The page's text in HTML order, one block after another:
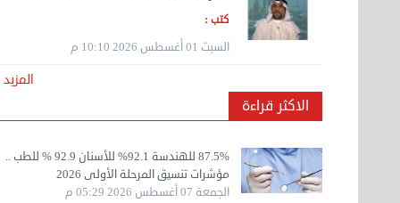
الأحد 24 سبتمبر 2023 11:10 ص
هاف لوري لتوصيل ونقل العفش 65818808
كتب :
السبت 01 أغسطس 2026 10:10 م
المزيد
الاكثر قراءة
87.5% للهندسة 92.1% للأسنان 92.9 % للطب ..
مؤشرات تنسيق المرحلة الأولى 2026
الجمعة 07 أغسطس 2026 05:29 م